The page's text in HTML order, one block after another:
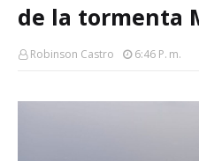
de la tormenta
Robinson Castro 6:46 P. M.